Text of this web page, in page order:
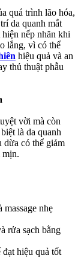
quá trình lão hóa,
da quanh mắt
nếp nhăn khi
lắng, vì có thể
hiệu quả và an
thủ thuật phẫu
vời mà còn
là da quanh
dừa có thể giảm
mịn.
nhẹ
rửa sạch bằng
hiệu quả tốt